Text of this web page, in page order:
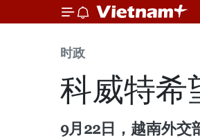
时政
科威特希
9月22日，越南外交